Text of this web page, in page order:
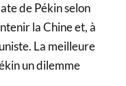
de Pékin selon
la Chine et, à
La meilleure
un dilemme